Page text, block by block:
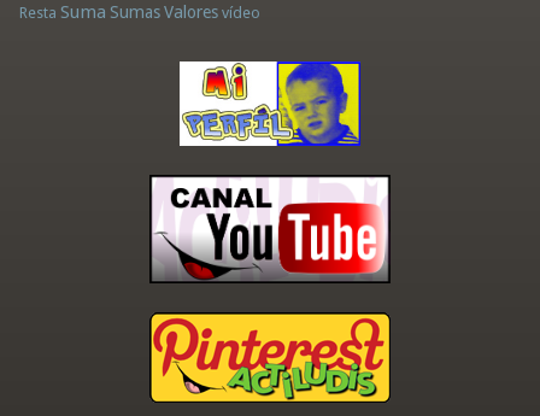
Resta Suma Sumas Valores vídeo